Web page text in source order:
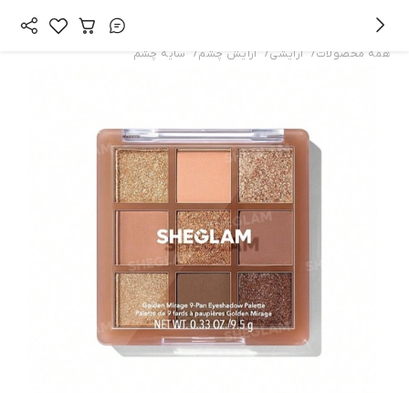
همه محصولات/ آرایشی/ آرایش چشم/ سایه چشم